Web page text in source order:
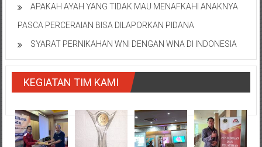
APAKAH AYAH YANG TIDAK MAU MENAFKAHI ANAKNYA
PASCA PERCERAIAN BISA DILAPORKAN PIDANA
SYARAT PERNIKAHAN WNI DENGAN WNA DI INDONESIA
KEGIATAN TIM KAMI